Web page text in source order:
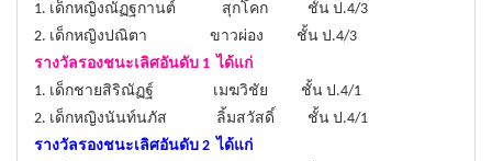
1. เด็กหญิงณัฏฐกานต์ สุกโคก ชั้น ป.4/3
2. เด็กหญิงปณิตา ขาวผ่อง ชั้น ป.4/3
รางวัลรองชนะเลิศอันดับ 1 ได้แก่
1. เด็กชายสิริณัฏฐ์ เมฆวิชัย ชั้น ป.4/1
2. เด็กหญิงนันท์นภัส ลิ้มสวัสดิ์ ชั้น ป.4/1
รางวัลรองชนะเลิศอันดับ 2 ได้แก่